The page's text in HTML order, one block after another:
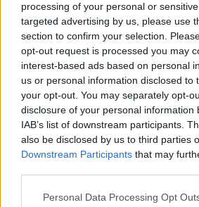
processing of your personal or
targeted advertising by us, please use
section to confirm your selection.
opt-out request is processed you may
interest-based ads based on personal
us or personal information disclosed to
your opt-out. You may separately opt-
disclosure of your personal information
IAB’s list of downstream participants.
also be disclosed by us to third parties
Downstream Participants that may
Personal Data Processing Opt
Sutinku sutaisyklėmis
This site is